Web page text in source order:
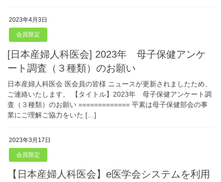
2023年4月3日
会員限定
[日本産婦人科医会] 2023年 母子保健アンケ
ート調査（３種類）のお願い
日本産婦人科医会 医会員の皆様 ニュースが更新されましたため、
ご連絡いたします。 【タイトル】2023年 母子保健アンケート調
査（３種類）のお願い ============= 平素は母子保健部会の事
業にご理解ご協力をいた […]
2023年3月17日
会員限定
【日本産婦人科医会】e医学会システムを利用